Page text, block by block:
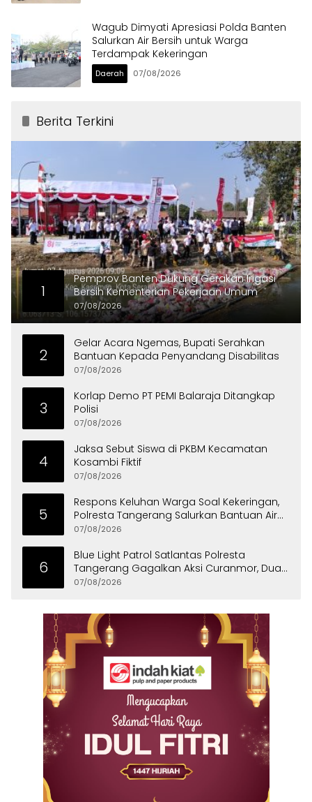
Wagub Dimyati Apresiasi Polda Banten
Salurkan Air Bersih untuk Warga
Terdampak Kekeringan
Daerah 07/08/2026
Berita Terkini
1
Pemprov Banten Dukung Gerakan Irigasi
Bersih Kementerian Pekerjaan Umum
07/08/2026
2
Gelar Acara Ngemas, Bupati Serahkan
Bantuan Kepada Penyandang Disabilitas
07/08/2026
3
Korlap Demo PT PEMI Balaraja Ditangkap
Polisi
07/08/2026
4
Jaksa Sebut Siswa di PKBM Kecamatan
Kosambi Fiktif
07/08/2026
5
Respons Keluhan Warga Soal Kekeringan,
Polresta Tangerang Salurkan Bantuan Air
Bersih ke Panongan
07/08/2026
6
Blue Light Patrol Satlantas Polresta
Tangerang Gagalkan Aksi Curanmor, Dua
Pria Diamankan
07/08/2026